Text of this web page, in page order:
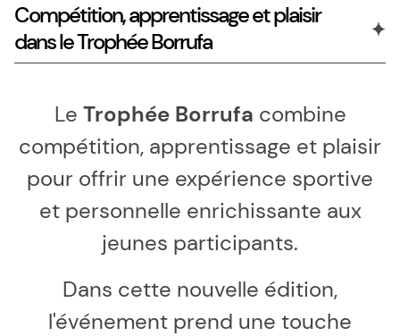
Compétition, apprentissage et plaisir
dans le Trophée Borrufa
Le Trophée Borrufa combine
compétition, apprentissage et plaisir
pour offrir une expérience sportive
et personnelle enrichissante aux
jeunes participants.
Dans cette nouvelle édition,
l'événement prend une touche